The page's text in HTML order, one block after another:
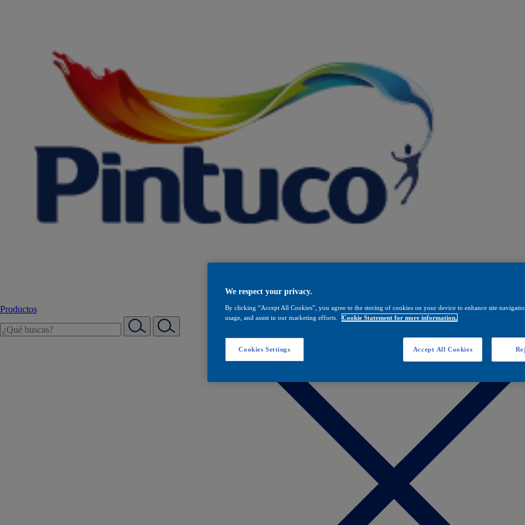
Productos
We respect your privacy.
By clicking “Accept All Cookies”, you agree to the storing of cookies on your device to enhance site
usage, and assist in our marketing efforts.
Cookie Statement for more information.
Cookies Settings Accept All Cookies